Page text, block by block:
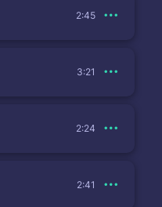
2:45
3:21
2:24
2:41